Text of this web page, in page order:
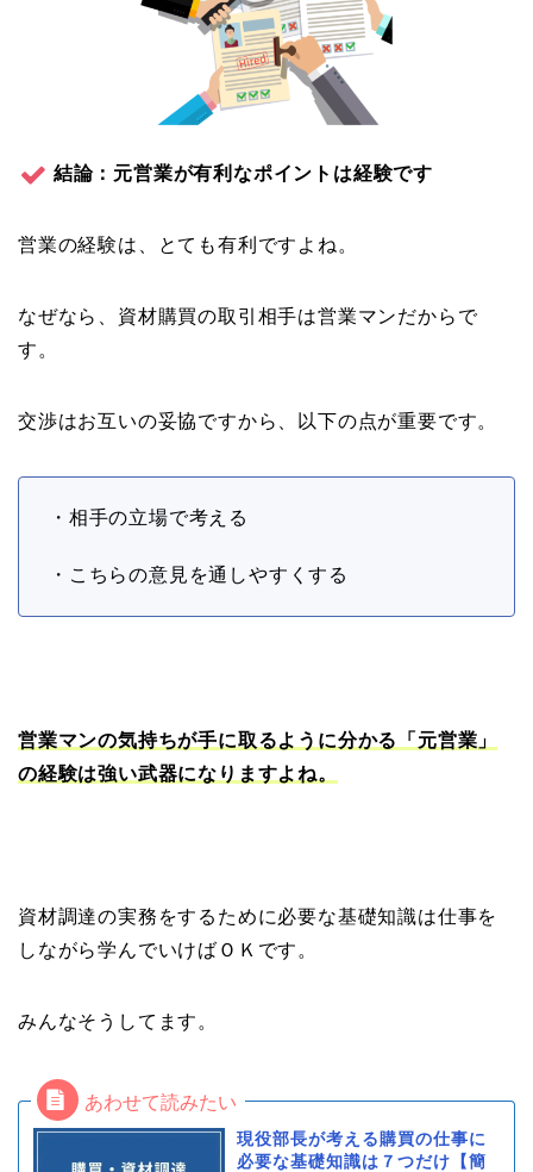
結論：元営業が有利なポイントは経験です
営業の経験は、とても有利ですよね。
なぜなら、資材購買の取引相手は営業マンだからで
す。
交渉はお互いの妥協ですから、以下の点が重要です。
・相手の立場で考える
・こちらの意見を通しやすくする
営業マンの気持ちが手に取るように分かる「元営業」
の経験は強い武器になりますよね。
資材調達の実務をするために必要な基礎知識は仕事を
しながら学んでいけばＯＫです。
みんなそうしてます。
現役部長が考える購買の仕事に
必要な基礎知識は７つだけ【簡